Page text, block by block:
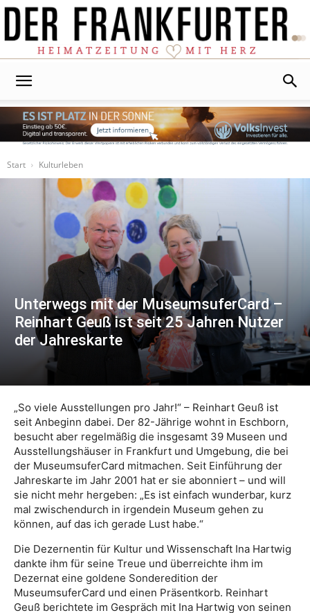
Start
Kulturleben
Unterwegs mit der MuseumsuferCard –
Reinhart Geuß ist seit 25 Jahren Nutzer
der Jahreskarte
„So viele Ausstellungen pro Jahr!“ – Reinhart Geuß ist
seit Anbeginn dabei. Der 82-Jährige wohnt in Eschborn,
besucht aber regelmäßig die insgesamt 39 Museen und
Ausstellungshäuser in Frankfurt und Umgebung, die bei
der MuseumsuferCard mitmachen. Seit Einführung der
Jahreskarte im Jahr 2001 hat er sie abonniert – und will
sie nicht mehr hergeben: „Es ist einfach wunderbar, kurz
mal zwischendurch in irgendein Museum gehen zu
können, auf das ich gerade Lust habe.“
Die Dezernentin für Kultur und Wissenschaft Ina Hartwig
dankte ihm für seine Treue und überreichte ihm im
Dezernat eine goldene Sonderedition der
MuseumsuferCard und einen Präsentkorb. Reinhart
Geuß berichtete im Gespräch mit Ina Hartwig von seinen